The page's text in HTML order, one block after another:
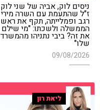
ניסים לוק, אביה של שני לוק
ז"ל שהתעמת עם השרה מירי
רגב ופמלייתה, תקף את ראש
הממשלה ולשכתו: "מי שילם
את זה? ביבי נתניהו מהמשרד
שלו"
09/08/2026
ליאת רון